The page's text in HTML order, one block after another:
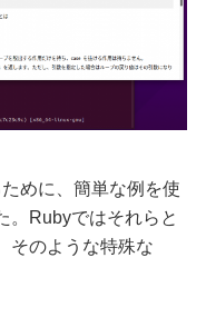
めに、簡単な例を使
。Rubyではそれらと
そのような特殊な